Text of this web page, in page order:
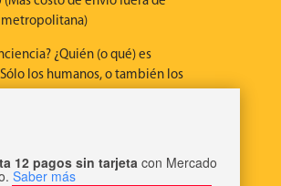
metropolitana)
¿Quién (o qué) es
los humanos, o también los
hasta los seres no vivientes?
indaga estos
12 pagos sin tarjeta con Mercado
Saber más